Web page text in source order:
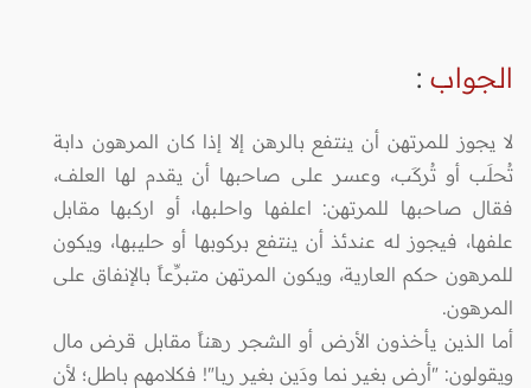
الجواب :
لا يجوز للمرتهن أن ينتفع بالرهن إلا إذا كان المرهون دابة
تُحلَب أو تُركَب، وعسر على صاحبها أن يقدم لها العلف،
فقال صاحبها للمرتهن: اعلفها واحلبها، أو اركبها مقابل
علفها، فيجوز له عندئذ أن ينتفع بركوبها أو حليبها، ويكون
للمرهون حكم العارية، ويكون المرتهن متبرِّعاً بالإنفاق على
المرهون.
أما الذين يأخذون الأرض أو الشجر رهناً مقابل قرض مال
ويقولون: "أرض بغير نما ودَين بغير ربا"! فكلامهم باطل؛ لأن